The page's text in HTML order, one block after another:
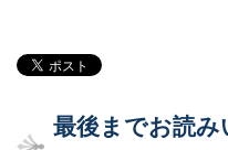
最後までお読